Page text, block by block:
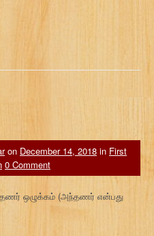
on December 14, 2018 in First
0 Comment
ஒழுக்கம் (அந்தணர் என்பது